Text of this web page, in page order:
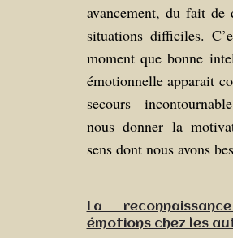
avancement, du fait de
situations difficiles.
moment que bonne
émotionnelle apparait
secours
nous donner la
sens dont nous avons
La
émotions chez les